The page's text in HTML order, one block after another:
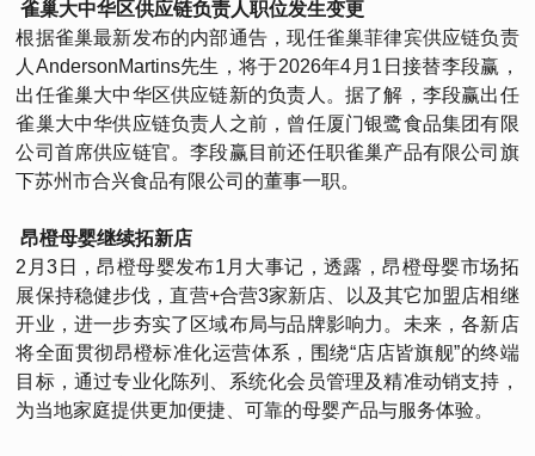
雀巢大中华区供应链负责人职位发生变更
根据雀巢最新发布的内部通告，现任雀巢菲律宾供应链负责
人AndersonMartins先生，将于2026年4月1日接替李段赢，
出任雀巢大中华区供应链新的负责人。据了解，李段赢出任
雀巢大中华供应链负责人之前，曾任厦门银鹭食品集团有限
公司首席供应链官。李段赢目前还任职雀巢产品有限公司旗
下苏州市合兴食品有限公司的董事一职。
昂橙母婴继续拓新店
2月3日，昂橙母婴发布1月大事记，透露，昂橙母婴市场拓
展保持稳健步伐，直营+合营3家新店、以及其它加盟店相继
开业，进一步夯实了区域布局与品牌影响力。未来，各新店
将全面贯彻昂橙标准化运营体系，围绕“店店皆旗舰”的终端
目标，通过专业化陈列、系统化会员管理及精准动销支持，
为当地家庭提供更加便捷、可靠的母婴产品与服务体验。